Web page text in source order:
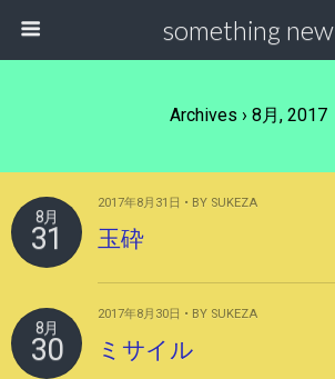
something new
Archives › 8月, 2017
8月
31
2017年8月31日 • BY SUKEZA
玉砕
8月
30
2017年8月30日 • BY SUKEZA
ミサイル